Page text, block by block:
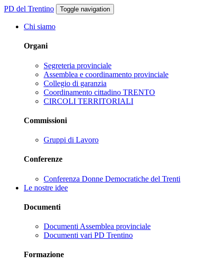
PD del Trentino Toggle navigation
Chi siamo
Organi
Segreteria provinciale
Assemblea e coordinamento provinciale
Collegio di garanzia
Coordinamento cittadino TRENTO
CIRCOLI TERRITORIALI
Commissioni
Gruppi di Lavoro
Conferenze
Conferenza Donne Democratiche del Trenti
Le nostre idee
Documenti
Documenti Assemblea provinciale
Documenti vari PD Trentino
Formazione